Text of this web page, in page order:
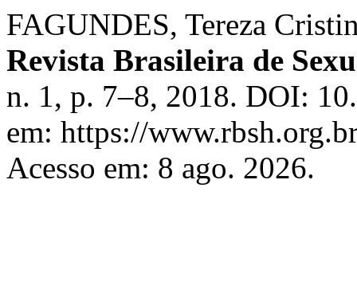
FAGUNDES, Tereza
Revista Brasileira de
n. 1, p. 7–8, 2018. DOI:
em: https://
Acesso em: 8 ago. 2026.